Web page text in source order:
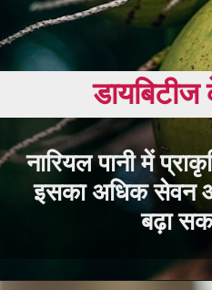
नारियल पानी में
इसका अधिक सेवन